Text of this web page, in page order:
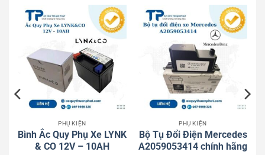
PHỤ KIỆN
Bình Ắc Quy Phụ Xe LYNK
& CO 12V – 10AH
PHỤ KIỆN
Bộ Tụ Đổi Điện Mercedes
A2059053414 chính hãng